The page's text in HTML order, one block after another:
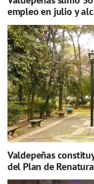
empleo en julio y
Valdepeñas
del Plan de